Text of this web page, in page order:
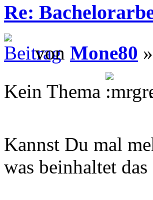
Re:
von Mone80
Kein Thema
.
Kannst Du mal
was beinhaltet das